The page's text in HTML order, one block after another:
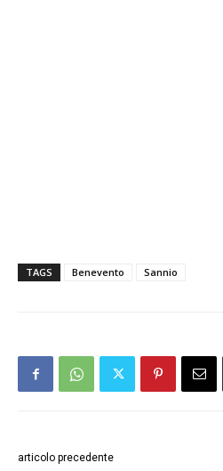
TAGS Benevento Sannio
articolo precedente